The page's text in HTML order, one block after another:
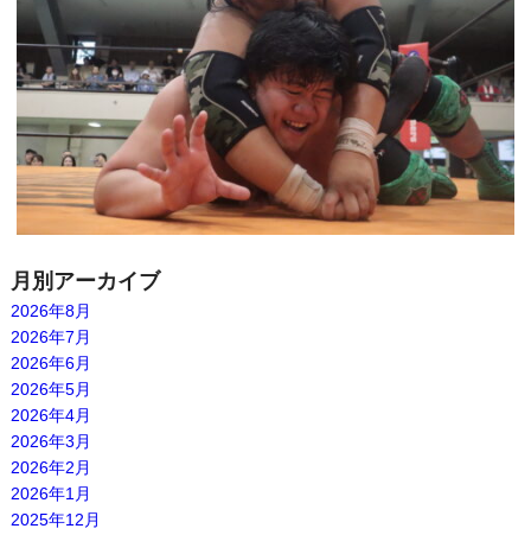
月別アーカイブ
2026年8月
2026年7月
2026年6月
2026年5月
2026年4月
2026年3月
2026年2月
2026年1月
2025年12月